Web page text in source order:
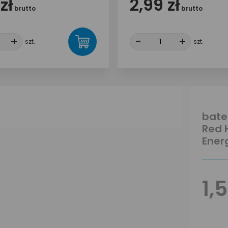
brutto
+ +
szt.
2,99 zł brutto
- + +
szt.
Red